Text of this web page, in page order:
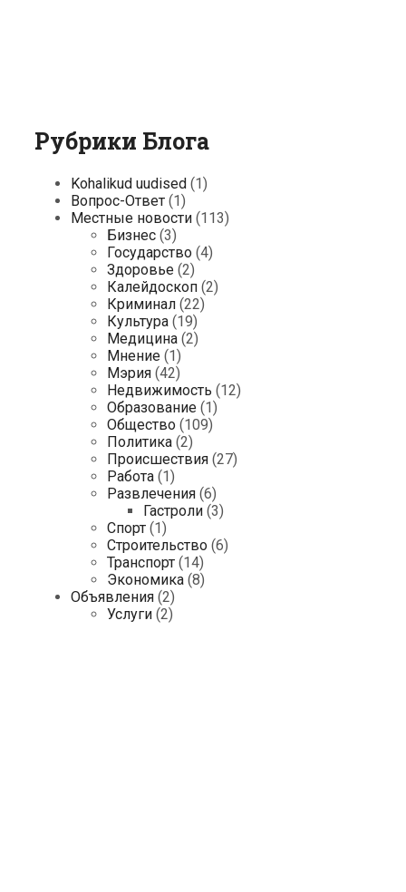
Рубрики Блога
Kohalikud uudised (1)
Вопрос-Ответ (1)
Местные новости (113)
Бизнес (3)
Государство (4)
Здоровье (2)
Калейдоскоп (2)
Криминал (22)
Культура (19)
Медицина (2)
Мнение (1)
Мэрия (42)
Недвижимость (12)
Образование (1)
Общество (109)
Политика (2)
Происшествия (27)
Работа (1)
Развлечения (6)
Гастроли (3)
Спорт (1)
Строительство (6)
Транспорт (14)
Экономика (8)
Объявления (2)
Услуги (2)